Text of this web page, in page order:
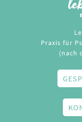
Praxis für
(nach